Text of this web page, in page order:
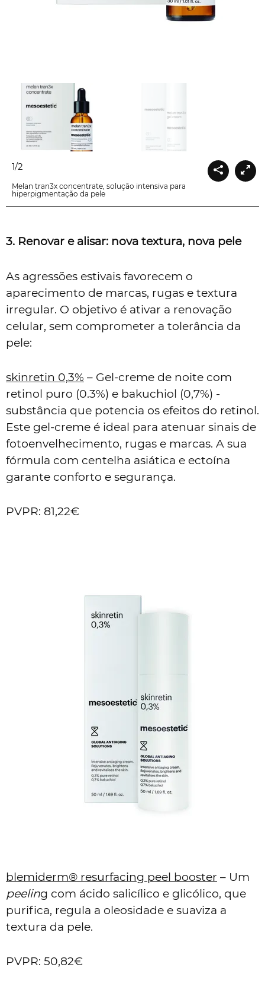
1/2
Melan tran3x concentrate, solução intensiva para
hiperpigmentação da pele
3. Renovar e alisar: nova textura, nova pele
As agressões estivais favorecem o
aparecimento de marcas, rugas e textura
irregular. O objetivo é ativar a renovação
celular, sem comprometer a tolerância da
pele:
skinretin 0,3% – Gel-creme de noite com
retinol puro (0.3%) e bakuchiol (0,7%) -
substância que potencia os efeitos do retinol.
Este gel-creme é ideal para atenuar sinais de
fotoenvelhecimento, rugas e marcas. A sua
fórmula com centelha asiática e ectoína
garante conforto e segurança.
PVPR: 81,22€
blemiderm® resurfacing peel booster – Um
peeling com ácido salicílico e glicólico, que
purifica, regula a oleosidade e suaviza a
textura da pele.
PVPR: 50,82€